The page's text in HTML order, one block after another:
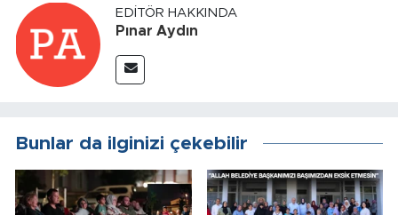
EDITÖR HAKKINDA
Pınar Aydın
Bunlar da ilginizi çekebilir